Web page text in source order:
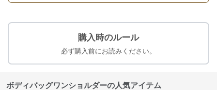
購入時のルール
必ず購入前にお読みください。
ボディバッグワンショルダーの人気アイテム